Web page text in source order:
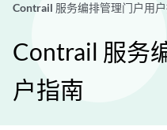
Contrail 服务编排管理门户用
Contrail 服务
户指南